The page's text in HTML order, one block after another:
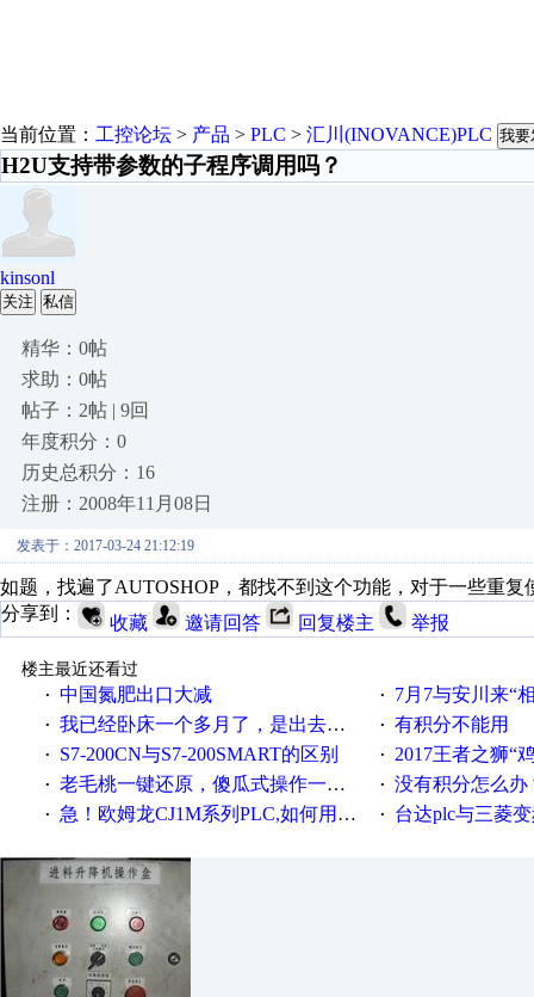
当前位置： 工控论坛 > 产品 > PLC > 汇川(INOVANCE)PLC 我要
H2U支持带参数的子程序调用吗？
kinsonl
关注 私信
精华：0帖
求助：0帖
帖子：2帖 | 9回
年度积分：0
历史总积分：16
注册：2008年11月08日
发表于：2017-03-24 21:12:19
如题，找遍了AUTOSHOP，都找不到这个功能，对于一些重
分享到：
收藏 邀请回答 回复楼主 举报
楼主最近还看过
· 中国氮肥出口大减 · 7月7与安川来“
· 我已经卧床一个多月了，是出去安装机械手在高速遭遇车祸所致:大家工作都要特别注意啊 · 有积分不能用
· S7-200CN与S7-200SMART的区别 · 2017王者之狮“鸡”情签到
· 老毛桃一键还原，傻瓜式操作一键轻松备份还原；程序为向导式安装，一键即可实现自动备份或还原系统。 · 没有积分怎么办
· 急！欧姆龙CJ1M系列PLC,如何用时间控制变频器。要求时间在组态王中可以自由输入！拜托各位大神了！ · 台达plc与三菱